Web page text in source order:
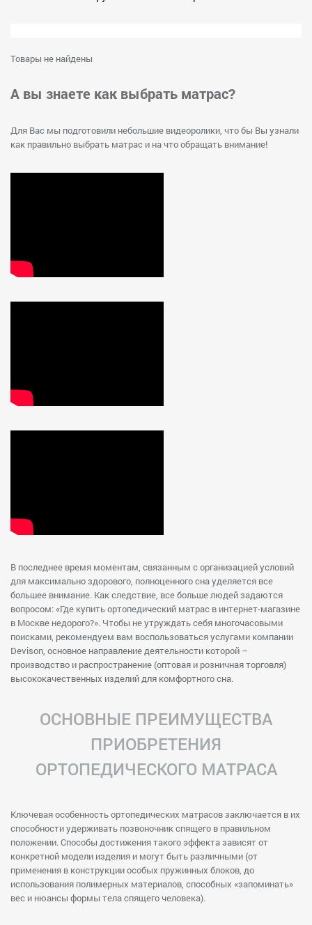
Товары не найдены
А вы знаете как выбрать матрас?
Для Вас мы подготовили небольшие видеоролики, что бы Вы узнали
как правильно выбрать матрас и на что обращать внимание!
В последнее время моментам, связанным с организацией условий
для максимально здорового, полноценного сна уделяется все
большее внимание. Как следствие, все больше людей задаются
вопросом: «Где купить ортопедический матрас в интернет-магазине
в Москве недорого?». Чтобы не утруждать себя многочасовыми
поисками, рекомендуем вам воспользоваться услугами компании
Devison, основное направление деятельности которой –
производство и распространение (оптовая и розничная торговля)
высококачественных изделий для комфортного сна.
ОСНОВНЫЕ ПРЕИМУЩЕСТВА
ПРИОБРЕТЕНИЯ
ОРТОПЕДИЧЕСКОГО МАТРАСА
Ключевая особенность ортопедических матрасов заключается в их
способности удерживать позвоночник спящего в правильном
положении. Способы достижения такого эффекта зависят от
конкретной модели изделия и могут быть различными (от
применения в конструкции особых пружинных блоков, до
использования полимерных материалов, способных «запоминать»
вес и нюансы формы тела спящего человека).